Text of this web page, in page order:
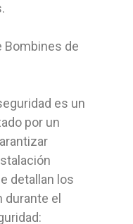
Bombines de
es un
por un
detallan los
el